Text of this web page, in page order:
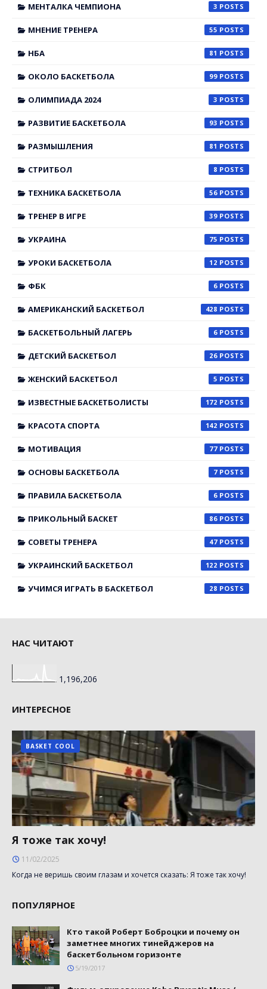
МЕНТАЛКА ЧЕМПИОНА 3
МНЕНИЕ ТРЕНЕРА 55
НБА 81
ОКОЛО БАСКЕТБОЛА 99
ОЛИМПИАДА 2024 3
РАЗВИТИЕ БАСКЕТБОЛА 93
РАЗМЫШЛЕНИЯ 81
СТРИТБОЛ 8
ТЕХНИКА БАСКЕТБОЛА 56
ТРЕНЕР В ИГРЕ 39
УКРАИНА 75
УРОКИ БАСКЕТБОЛА 12
ФБК 6
АМЕРИКАНСКИЙ БАСКЕТБОЛ 428
БАСКЕТБОЛЬНЫЙ ЛАГЕРЬ 6
ДЕТСКИЙ БАСКЕТБОЛ 26
ЖЕНСКИЙ БАСКЕТБОЛ 5
ИЗВЕСТНЫЕ БАСКЕТБОЛИСТЫ 172
КРАСОТА СПОРТА 142
МОТИВАЦИЯ 77
ОСНОВЫ БАСКЕТБОЛА 7
ПРАВИЛА БАСКЕТБОЛА 6
ПРИКОЛЬНЫЙ БАСКЕТ 86
СОВЕТЫ ТРЕНЕРА 47
УКРАИНСКИЙ БАСКЕТБОЛ 122
УЧИМСЯ ИГРАТЬ В БАСКЕТБОЛ 28
НАС ЧИТАЮТ
1,196,206
ИНТЕРЕСНОЕ
BASKET COOL
Я тоже так хочу!
11/02/2025
Когда не веришь своим глазам и хочется сказать: Я тоже так хочу!
ПОПУЛЯРНОЕ
Кто такой Роберт Боброцки и почему он
заметнее многих тинейджеров на
баскетбольном горизонте
5/19/2017